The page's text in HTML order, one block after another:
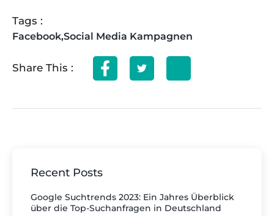
Tags :
Facebook,Social Media Kampagnen
Share This :
Recent Posts
Google Suchtrends 2023: Ein Jahres Überblick
über die Top-Suchanfragen in Deutschland